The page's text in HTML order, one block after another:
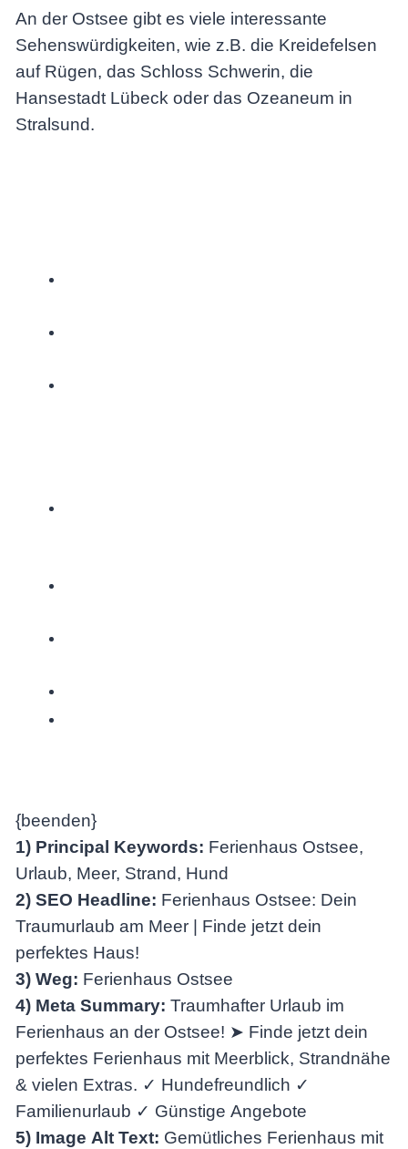
An der Ostsee gibt es viele interessante
Sehenswürdigkeiten, wie z.B. die Kreidefelsen
auf Rügen, das Schloss Schwerin, die
Hansestadt Lübeck oder das Ozeaneum in
Stralsund.
{beenden}
1) Principal Keywords: Ferienhaus Ostsee,
Urlaub, Meer, Strand, Hund
2) SEO Headline: Ferienhaus Ostsee: Dein
Traumurlaub am Meer | Finde jetzt dein
perfektes Haus!
3) Weg: Ferienhaus Ostsee
4) Meta Summary: Traumhafter Urlaub im
Ferienhaus an der Ostsee! ➤ Finde jetzt dein
perfektes Ferienhaus mit Meerblick, Strandnähe
& vielen Extras. ✓ Hundefreundlich ✓
Familienurlaub ✓ Günstige Angebote
5) Image Alt Text: Gemütliches Ferienhaus mit